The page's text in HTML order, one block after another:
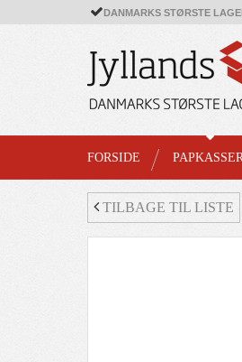
DANMARKS STØRSTE
FORSIDE
TILBAGE TIL LISTE